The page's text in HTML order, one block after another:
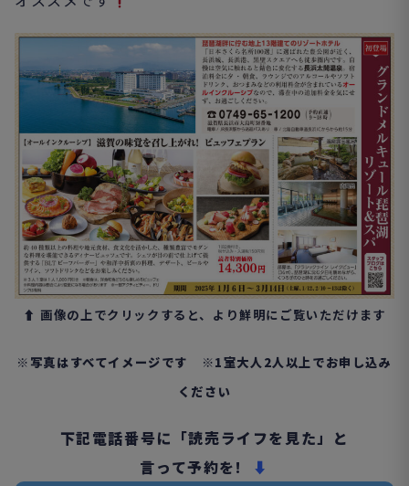
⬆︎ 画像の上でクリックすると、より鮮明にご覧いただけます
※写真はすべてイメージです ※1室大人2人以上でお申し込み
ください
下記電話番号に「読売ライフを見た」と
言って予約を!
⬇︎